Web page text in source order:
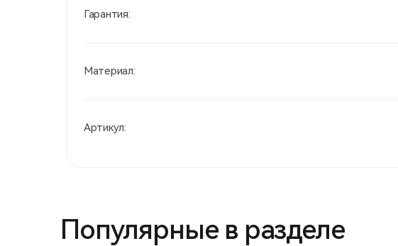
Гарантия:
Материал:
Артикул:
Популярные в разделе